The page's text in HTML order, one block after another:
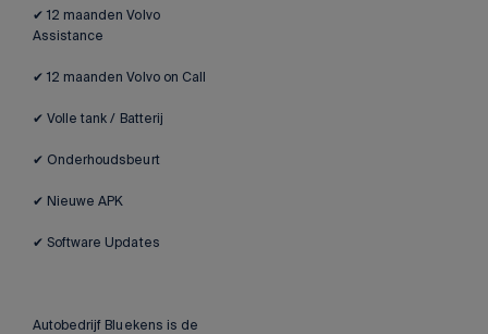
✔ 12 maanden Volvo
Assistance
✔ 12 maanden Volvo on Call
✔ Volle tank / Batterij
✔ Onderhoudsbeurt
✔ Nieuwe APK
✔ Software Updates
Autobedrijf Bluekens is de